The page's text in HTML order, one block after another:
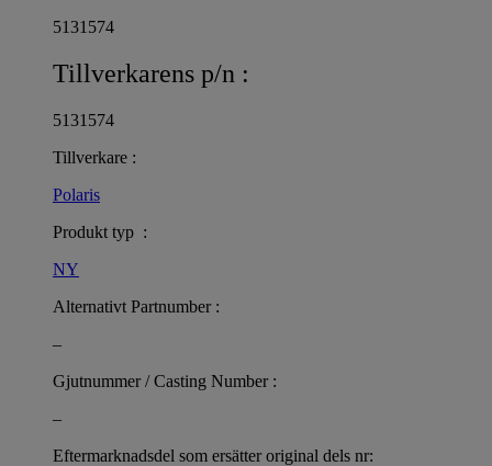
5131574
Tillverkarens p/n :
5131574
Tillverkare :
Polaris
Produkt typ :
NY
Alternativt Partnumber :
–
Gjutnummer / Casting Number :
–
Eftermarknadsdel som ersätter original dels nr: